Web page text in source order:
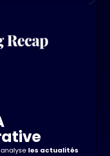
les actualités